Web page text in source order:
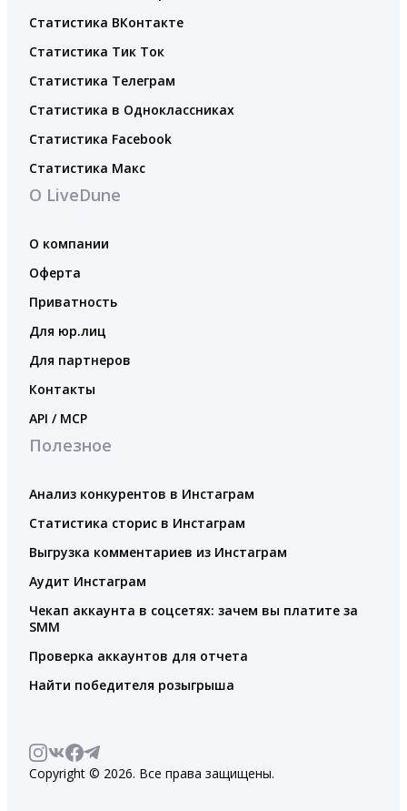
Статистика ВКонтакте
Статистика Тик Ток
Статистика Телеграм
Статистика в Одноклассниках
Статистика Facebook
Статистика Макс
О LiveDune
О компании
Оферта
Приватность
Для юр.лиц
Для партнеров
Контакты
API / MCP
Полезное
Анализ конкурентов в Инстаграм
Статистика сторис в Инстаграм
Выгрузка комментариев из Инстаграм
Аудит Инстаграм
Чекап аккаунта в соцсетях: зачем вы платите за
SMM
Проверка аккаунтов для отчета
Найти победителя розыгрыша
Copyright © 2026. Все права защищены.